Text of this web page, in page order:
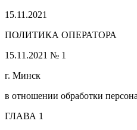
15.11.2021
ПОЛИТИКА ОПЕРАТОРА
15.11.2021 № 1
г. Минск
в отношении обработки
ГЛАВА 1